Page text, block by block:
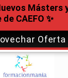
Másters
CAEFO ✨
Oferta